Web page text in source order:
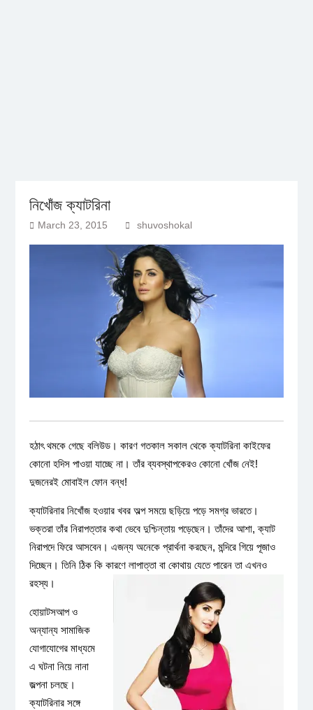
নিখোঁজ ক্যাটরিনা
March 23, 2015 shuvoshokal
হঠাৎ থমকে গেছে বলিউড। কারণ গতকাল সকাল থেকে ক্যাটরিনা কাইফের
কোনো হদিস পাওয়া যাচ্ছে না। তাঁর ব্যবস্থাপকেরও কোনো খোঁজ নেই!
দুজনেরই মোবাইল ফোন বন্ধ!
ক্যাটরিনার নিখোঁজ হওয়ার খবর অল্প সময়ে ছড়িয়ে পড়ে সমগ্র ভারতে।
ভক্তরা তাঁর নিরাপত্তার কথা ভেবে দুশ্চিন্তায় পড়েছেন। তাঁদের আশা, ক্যাট
নিরাপদে ফিরে আসবেন। এজন্য অনেকে প্রার্থনা করছেন, মন্দিরে গিয়ে পূজাও
দিচ্ছেন। তিনি ঠিক কি কারণে লাপাত্তা বা কোথায় যেতে পারেন তা এখনও
রহস্য।
হোয়াটসআপ ও
অন্যান্য সামাজিক
যোগাযোগের মাধ্যমে
এ ঘটনা নিয়ে নানা
জল্পনা চলছে।
ক্যাটরিনার সঙ্গে